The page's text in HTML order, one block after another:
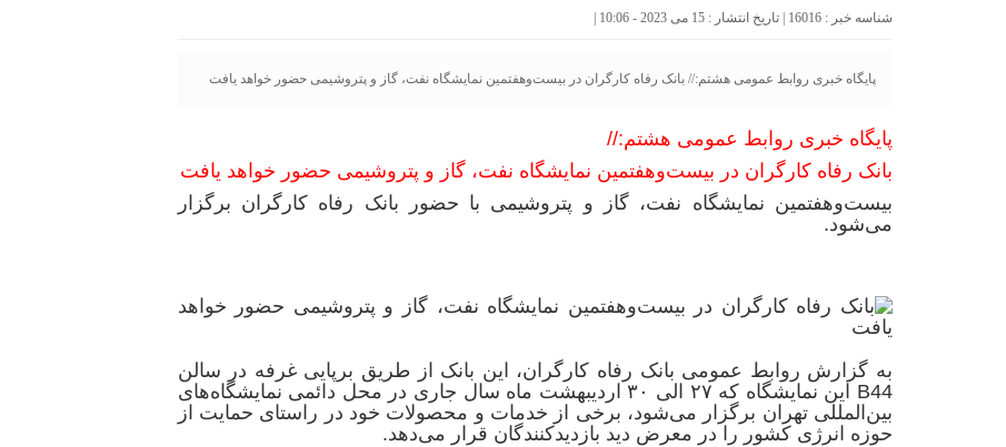
شناسه خبر : 16016 | تاریخ انتشار : 15 می 2023 - 10:06 |
پایگاه خبری روابط عمومی هشتم:// بانک رفاه کارگران در بیست‌وهفتمین نمایشگاه نفت، گاز و پتروشیمی حضور خواهد یافت
پایگاه خبری روابط عمومی هشتم://
بانک رفاه کارگران در بیست‌وهفتمین نمایشگاه نفت، گاز و پتروشیمی حضور خواهد یافت
بیست‌وهفتمین نمایشگاه نفت، گاز و پتروشیمی با حضور بانک رفاه کارگران برگزار
می‌شود.
به گزارش روابط عمومی بانک رفاه کارگران، این بانک از طریق برپایی غرفه در سالن
B44 این نمایشگاه که ۲۷ الی ۳۰ اردیبهشت ماه سال جاری در محل دائمی نمایشگاه‌های
بین‌المللی تهران برگزار می‌شود، برخی از خدمات و محصولات خود در راستای حمایت از
حوزه انرژی کشور را در معرض دید بازدیدکنندگان قرار می‌دهد.